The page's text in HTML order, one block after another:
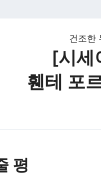
건조한
[시세
휀테 포
평